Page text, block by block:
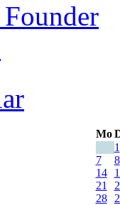
Mo
1
7
8
14
21
28